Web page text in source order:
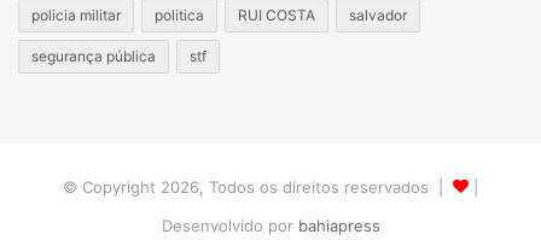
policia militar politica RUI COSTA salvador
segurança pública stf
© Copyright 2026, Todos os direitos reservados |
Desenvolvido por bahiapress